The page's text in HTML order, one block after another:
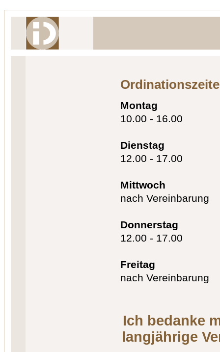
Montag
10.00 - 16.00
Dienstag
12.00 - 17.00
Mittwoch
nach Vereinbarung
Donnerstag
12.00 - 17.00
Freitag
nach Vereinbarung
Ich bedanke
langjährige